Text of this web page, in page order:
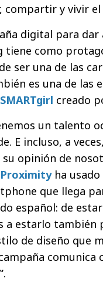
compartir y vivir
digital para
tiene como
ser una de las
es una de las
creado
un talento
E incluso, a
opinión de
ha usado
que llega
español: de
a estarlo también
de diseño que
comunica
.